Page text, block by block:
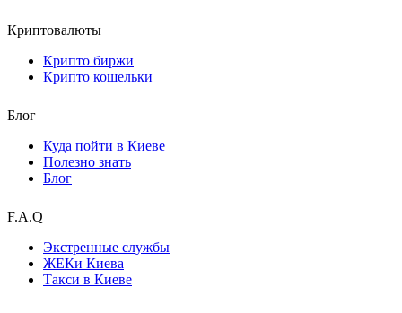
Криптовалюты
Крипто биржи
Крипто кошельки
Блог
Куда пойти в Киеве
Полезно знать
Блог
F.A.Q
Экстренные службы
ЖЕКи Киева
Такси в Киеве